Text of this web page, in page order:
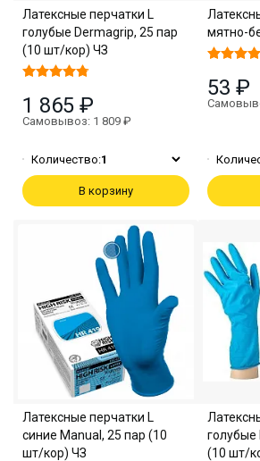
Латексные перчатки L
голубые Dermagrip, 25 пар
(10 шт/кор) ЧЗ
1 865 ₽
Самовывоз: 1 809 ₽
Количество:1
В корзину
мятно-
53 ₽
Латексные перчатки L
синие Manual, 25 пар (10
шт/кор) ЧЗ
голубые
(10 шт/